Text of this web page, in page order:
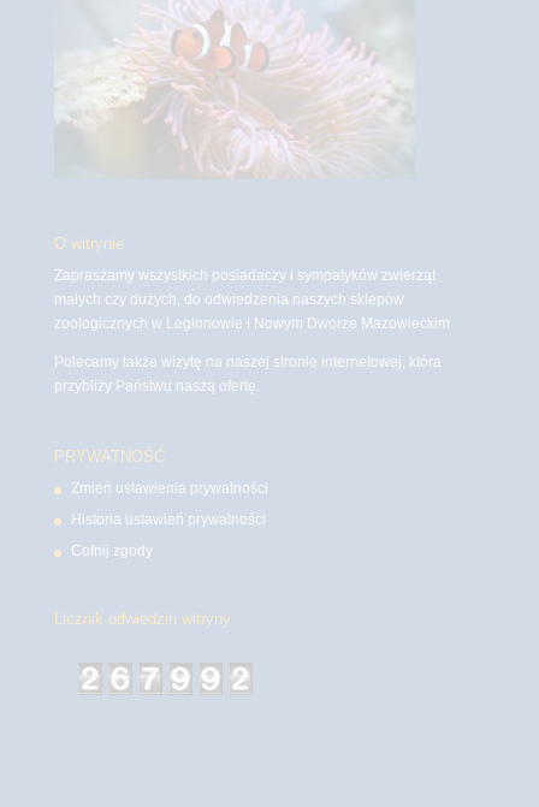
O witrynie
Zapraszamy wszystkich posiadaczy i sympatyków zwierząt
małych czy dużych, do odwiedzenia naszych sklepów
zoologicznych w Legionowie i Nowym Dworze Mazowieckim
Polecamy także wizytę na naszej stronie internetowej, która
przybliży Państwu naszą ofertę.
PRYWATNOŚĆ
Zmień ustawienia prywatności
Historia ustawień prywatności
Cofnij zgody
Licznik odwiedzin witryny